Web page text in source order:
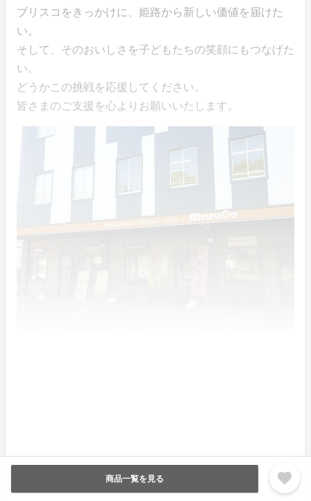
商品一覧を見る favorite
ブリスコをきっかけに、姫路から新しい価値を届けた
い。
そして、そのおいしさを子どもたちの笑顔にもつなげた
い。
どうかこの挑戦を応援してください。
皆さまのご支援を心よりお願いいたします。